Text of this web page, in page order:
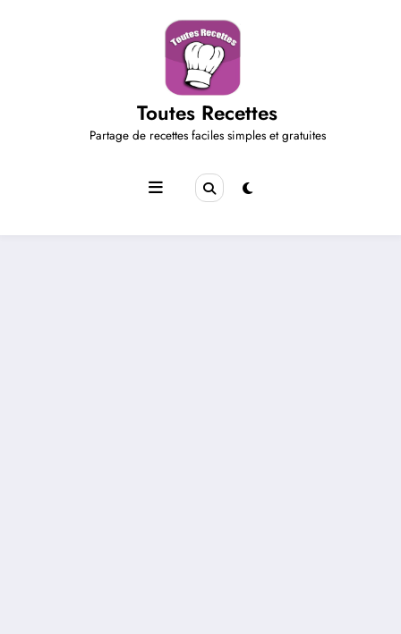
Toutes Recettes
Partage de recettes faciles simples et gratuites